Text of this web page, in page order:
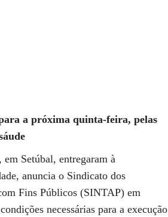
a próxima quinta-feira, pelas
Setúbal, entregaram à
anuncia o Sindicato dos
Fins Públicos (SINTAP) em
necessárias para a execução